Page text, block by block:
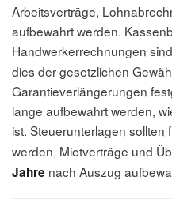
Arbeitsverträge,
aufbewahrt werden.
Handwerkerrechnungen sind
dies der gesetzlichen
Garantieverlängerungen
lange aufbewahrt werden,
ist. Steuerunterlagen sollten
werden, Mietverträge und
Jahre nach Auszug